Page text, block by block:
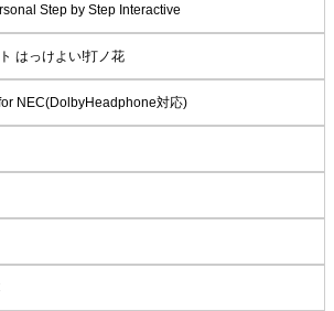
Step by Step Interactive
はっけよい!打ノ花
NEC(DolbyHeadphone対応)